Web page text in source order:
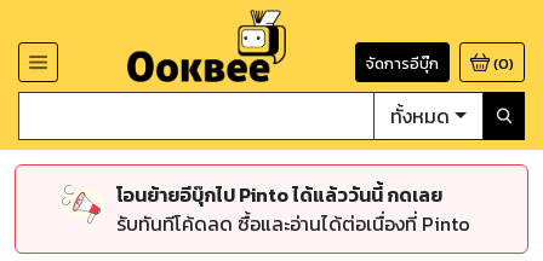
จัดการอีบุ๊ก (0)
ทั้งหมด
โอนย้ายอีบุ๊กไป Pinto ได้แล้ววันนี้ กดเลย
รับทันทีโค้ดลด ซื้อและอ่านได้ต่อเนื่องที่ Pinto